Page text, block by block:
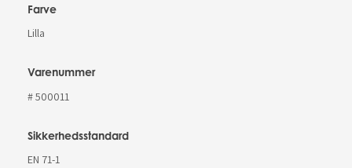
Farve
Lilla
Varenummer
# 500011
Sikkerhedsstandard
EN 71-1